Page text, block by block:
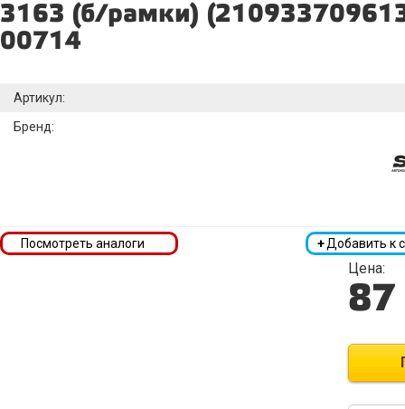
3163 (б/рамки)
00714
Артикул:
Бренд:
+Добавить к
Посмотреть аналоги
Цена:
87